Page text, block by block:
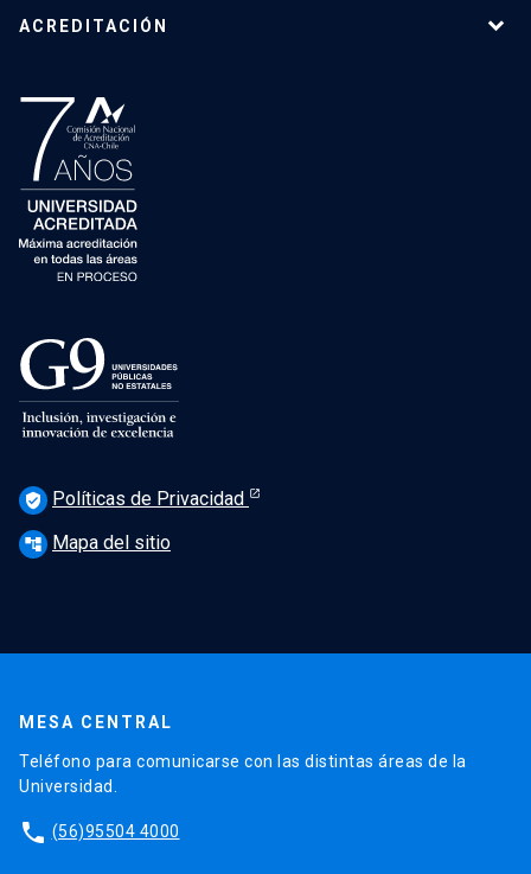
ACREDITACIÓN
verified_user Políticas de Privacidad
account_tree Mapa del sitio
MESA CENTRAL
Teléfono para comunicarse con las distintas áreas de la
Universidad.
phone (56)95504 4000